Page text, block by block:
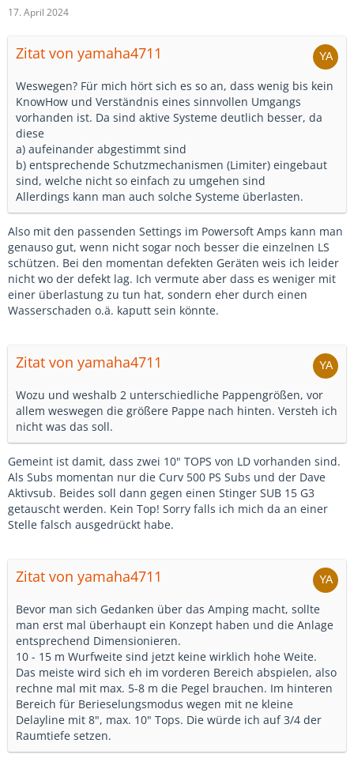
17. April 2024
Zitat von yamaha4711
Weswegen? Für mich hört sich es so an, dass wenig bis kein
KnowHow und Verständnis eines sinnvollen Umgangs
vorhanden ist. Da sind aktive Systeme deutlich besser, da
diese
a) aufeinander abgestimmt sind
b) entsprechende Schutzmechanismen (Limiter) eingebaut
sind, welche nicht so einfach zu umgehen sind
Allerdings kann man auch solche Systeme überlasten.
Also mit den passenden Settings im Powersoft Amps kann man
genauso gut, wenn nicht sogar noch besser die einzelnen LS
schützen. Bei den momentan defekten Geräten weis ich leider
nicht wo der defekt lag. Ich vermute aber dass es weniger mit
einer überlastung zu tun hat, sondern eher durch einen
Wasserschaden o.ä. kaputt sein könnte.
Zitat von yamaha4711
Wozu und weshalb 2 unterschiedliche Pappengrößen, vor
allem weswegen die größere Pappe nach hinten. Versteh ich
nicht was das soll.
Gemeint ist damit, dass zwei 10" TOPS von LD vorhanden sind.
Als Subs momentan nur die Curv 500 PS Subs und der Dave
Aktivsub. Beides soll dann gegen einen Stinger SUB 15 G3
getauscht werden. Kein Top! Sorry falls ich mich da an einer
Stelle falsch ausgedrückt habe.
Zitat von yamaha4711
Bevor man sich Gedanken über das Amping macht, sollte
man erst mal überhaupt ein Konzept haben und die Anlage
entsprechend Dimensionieren.
10 - 15 m Wurfweite sind jetzt keine wirklich hohe Weite.
Das meiste wird sich eh im vorderen Bereich abspielen, also
rechne mal mit max. 5-8 m die Pegel brauchen. Im hinteren
Bereich für Berieselungsmodus wegen mit ne kleine
Delayline mit 8", max. 10" Tops. Die würde ich auf 3/4 der
Raumtiefe setzen.